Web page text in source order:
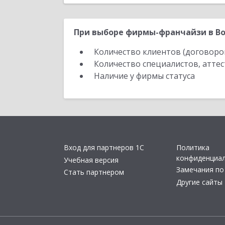
При выборе фирмы-франчайзи в
Количество клиентов
Количество специалистов,
Наличие у фирмы статуса
Вход для партнеров 1С
Учебная версия
Стать партнером
Политика
Замечания по
Другие сайты